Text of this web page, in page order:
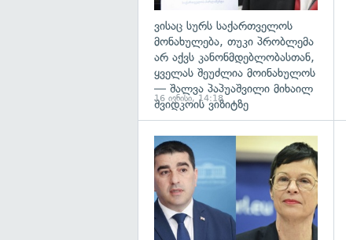
ვისაც სურს საქართველოს
მონახულება, თუკი პრობლემა
არ აქვს კანონმდებლობასთან,
ყველას შეუძლია მოინახულოს
— შალვა პაპუაშვილი მიხაილ
შვიდკოის ვიზიტზე
16 ივნისი, 14:18